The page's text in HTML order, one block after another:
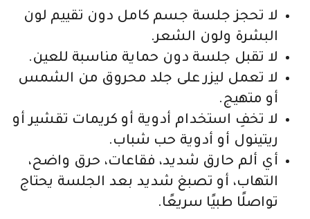
لا تحجز جلسة جسم كامل دون تقييم لون
البشرة ولون الشعر.
لا تقبل جلسة دون حماية مناسبة للعين.
لا تعمل ليزر على جلد محروق من الشمس
أو متهيج.
لا تخفِ استخدام أدوية أو كريمات تقشير أو
ريتينول أو أدوية حب شباب.
أي ألم حارق شديد، فقاعات، حرق واضح،
التهاب، أو تصبغ شديد بعد الجلسة يحتاج
تواصلًا طبيًا سريعًا.